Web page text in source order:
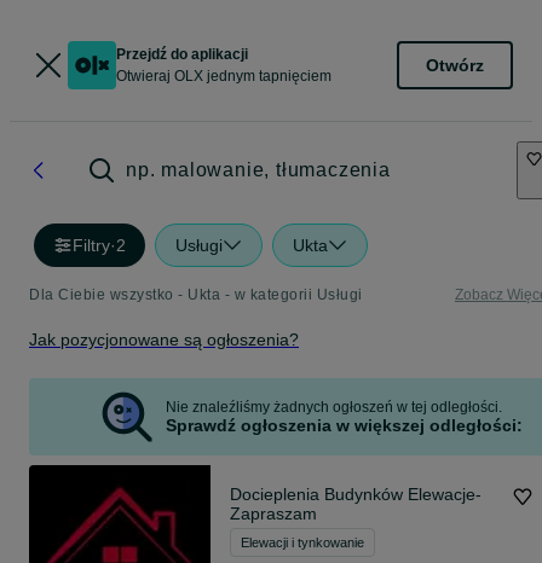
Przejdź do aplikacji
Otwieraj OLX jednym tapnięciem
Otwórz
np. malowanie, tłumaczenia
Filtry·2 Usługi Ukta
Dla Ciebie wszystko - Ukta - w kategorii Usługi Zobacz
Jak pozycjonowane są ogłoszenia?
Nie znaleźliśmy żadnych ogłoszeń w tej odległości.
Sprawdź ogłoszenia w większej odległości:
Docieplenia Budynków Elewacje-
Zapraszam
Elewacji i tynkowanie